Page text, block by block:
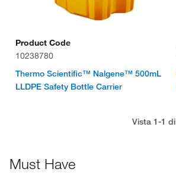
Product Code
10238780
Thermo Scientific™ Nalgene™ 500mL
LLDPE Safety Bottle Carrier
Vista 1-1 di
Must Have